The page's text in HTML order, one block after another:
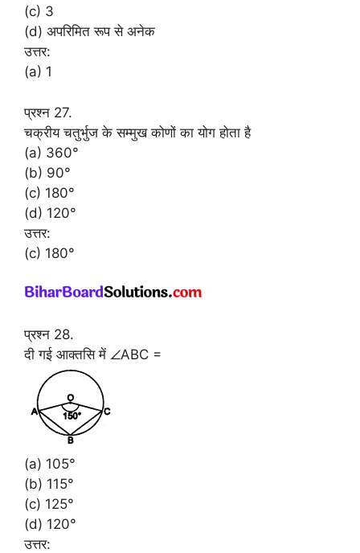
(c) 3
(d) अपरिमित रूप से अनेक
उत्तर:
(a) 1
प्रश्न 27.
चक्रीय चतुर्भुज के सम्मुख कोणों का योग होता है
(a) 360°
(b) 90°
(c) 180°
(d) 120°
उत्तर:
(c) 180°
प्रश्न 28.
दी गई आक्तसि में ∠ABC =
(a) 105°
(b) 115°
(c) 125°
(d) 120°
उत्तर: